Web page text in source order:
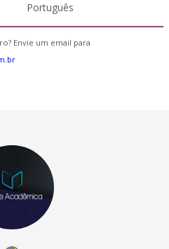
Português
Envie um email para